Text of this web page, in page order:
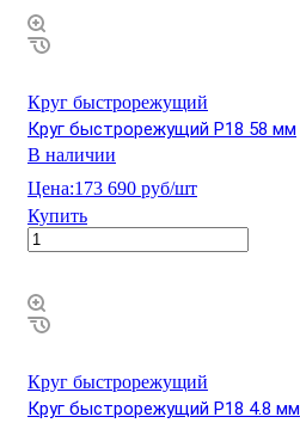
Круг быстрорежущий
Круг быстрорежущий Р18 58 мм
В наличии
Цена:173 690 руб/шт
Купить
Круг быстрорежущий
Круг быстрорежущий Р18 4.8 мм